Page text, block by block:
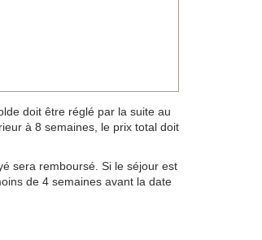
doit être réglé par la suite au
à 8 semaines, le prix total doit
sera remboursé. Si le séjour est
de 4 semaines avant la date